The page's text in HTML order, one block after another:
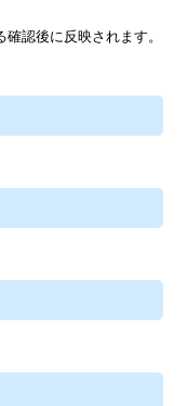
認後に反映されます。